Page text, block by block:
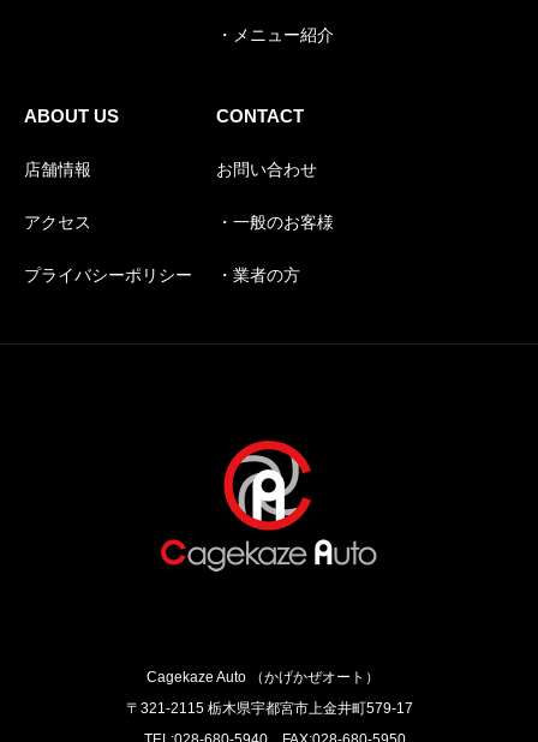
・メニュー紹介
ABOUT US
店舗情報
アクセス
プライバシーポリシー
CONTACT
お問い合わせ
・一般のお客様
・業者の方
Cagekaze Auto （かげかぜオート）
〒321-2115 栃木県宇都宮市上金井町579‐17